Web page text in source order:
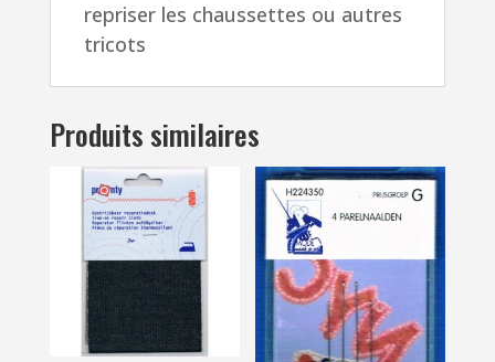
repriser les chaussettes ou autres
tricots
Produits similaires